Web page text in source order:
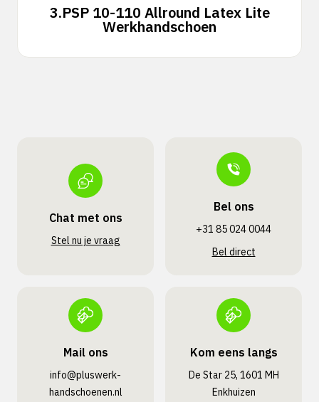
3.PSP 10-110 Allround Latex Lite
Werkhandschoen
Chat met ons
Stel nu je vraag
Bel ons
+31 85 024 0044
Bel direct
Mail ons
info@pluswerk­
handschoenen.nl
Kom eens langs
De Star 25, 1601 MH
Enkhuizen